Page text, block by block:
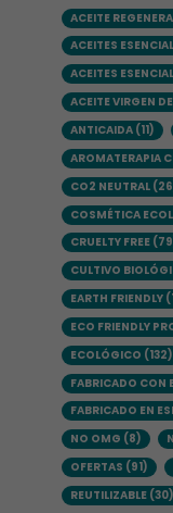
ACEITE
ACEITES
ACEITES
ACEITE VIRGEN
ANTICAIDA(11)
AROMATERAPIA
CO2 NEUTRAL
COSMÉTICA
CRUELTY FREE
CULTIVO
EARTH FRIENDLY
ECO FRIENDLY
ECOLÓGICO (132)
FABRICADO CON
FABRICADO EN
NO OMG (8)
OFERTAS (91)
REUTILIZABLE(30)